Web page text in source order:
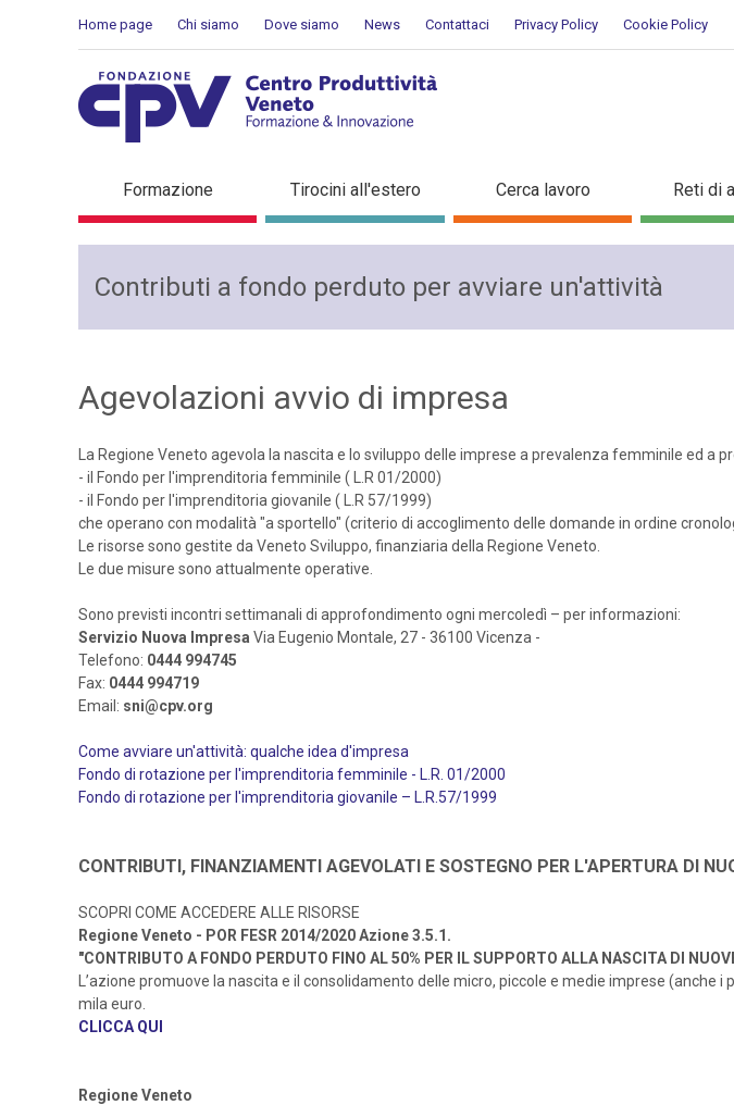
Home page Chi siamo Dove siamo News Contattaci Privacy Policy Cookie Policy
Contributi a fondo perduto per avviare
Formazione Tirocini all'estero Cerca lavoro Reti di
Contributi a fondo perduto per avviare un'attività
Agevolazioni avvio di impresa
La Regione Veneto agevola la nascita e lo sviluppo delle imprese a prevalenza femminile ed a
- il Fondo per l'imprenditoria femminile ( L.R 01/2000)
- il Fondo per l'imprenditoria giovanile ( L.R 57/1999)
che operano con modalità "a sportello" (criterio di accoglimento delle domande in ordine
Le risorse sono gestite da Veneto Sviluppo, finanziaria della Regione Veneto.
Le due misure sono attualmente operative.
Sono previsti incontri settimanali di approfondimento ogni mercoledì – per informazioni:
Servizio Nuova Impresa Via Eugenio Montale, 27 - 36100 Vicenza -
Telefono: 0444 994745
Fax: 0444 994719
Email: sni@cpv.org
Come avviare un'attività: qualche idea d'impresa
Fondo di rotazione per l'imprenditoria femminile - L.R. 01/2000
Fondo di rotazione per l'imprenditoria giovanile – L.R.57/1999
CONTRIBUTI, FINANZIAMENTI AGEVOLATI E SOSTEGNO PER L'APERTURA DI
SCOPRI COME ACCEDERE ALLE RISORSE
Regione Veneto - POR FESR 2014/2020 Azione 3.5.1.
"CONTRIBUTO A FONDO PERDUTO FINO AL 50% PER IL SUPPORTO ALLA NASCITA DI
L’azione promuove la nascita e il consolidamento delle micro, piccole e medie imprese
mila euro.
CLICCA QUI
Regione Veneto